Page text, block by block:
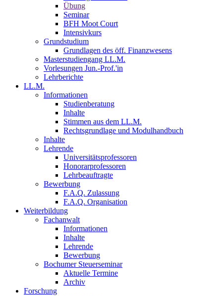
Übung
Seminar
BFH Moot Court
Intensivkurs
Grundstudium
Grundlagen des öff. Finanzwesens
Masterstudiengang LL.M.
Vorlesungen Jun.-Prof.'in
Lehrberichte
LL.M.
Informationen
Studienberatung
Inhalte
Stimmen aus dem LL.M.
Rechtsgrundlage und Modulhandbuch
Inhalte
Lehrende
Universitätsprofessoren
Honorarprofessoren
Lehrbeauftragte
Bewerbung
F.A.Q. Zulassung
F.A.Q. Organisation
Weiterbildung
Fachanwalt
Informationen
Inhalte
Lehrende
Bewerbung
Bochumer Steuerseminar
Aktuelle Termine
Archiv
Forschung